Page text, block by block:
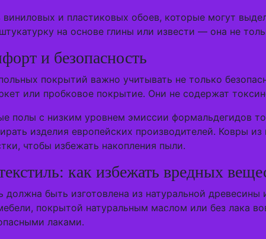
виниловых и пластиковых обоев, которые могут
на основе глины или извести — она не
и безопасность
покрытий важно учитывать не только
или пробковое покрытие. Они не содержат
полы с низким уровнем эмиссии формальдегидов
изделия европейских производителей. Ковры
чтобы избежать накопления пыли.
как избежать вредных
должна быть изготовлена из натуральной
покрытой натуральным маслом или без лака
лаками.